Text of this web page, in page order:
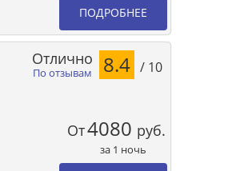
ПОДРОБНЕЕ
По отзывам
Отлично 8.4 / 10
От4080 руб.
за 1 ночь